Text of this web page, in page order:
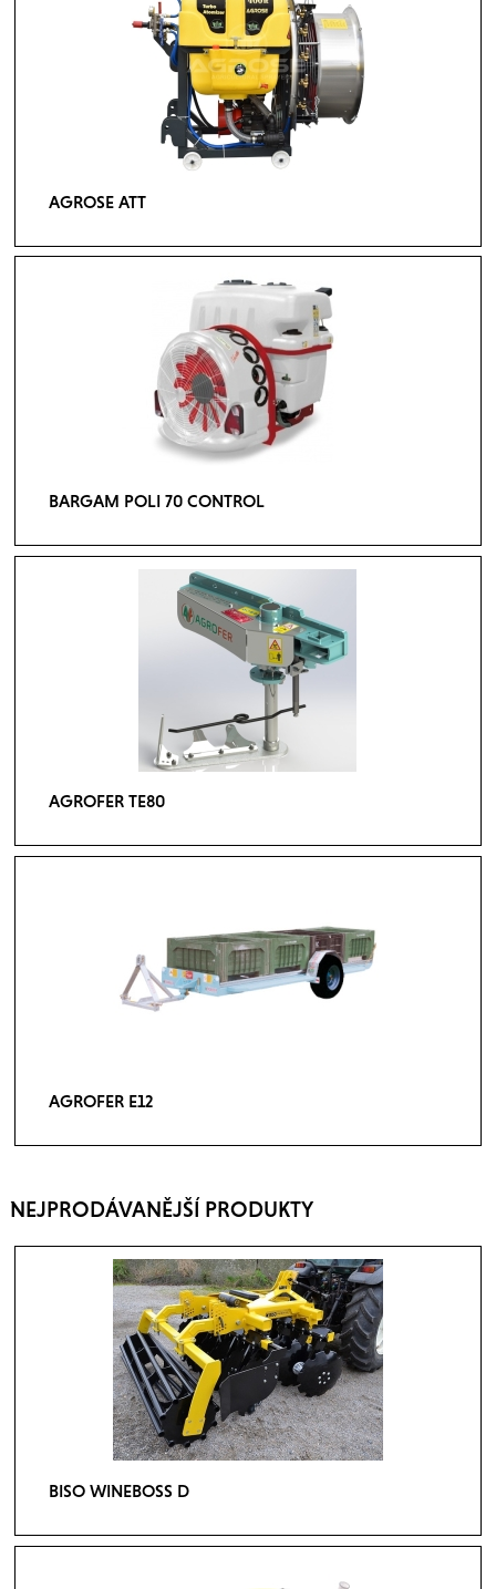
AGROSE ATT
BARGAM POLI 70 CONTROL
AGROFER TE80
AGROFER E12
NEJPRODÁVANĚJŠÍ PRODUKTY
BISO WINEBOSS D